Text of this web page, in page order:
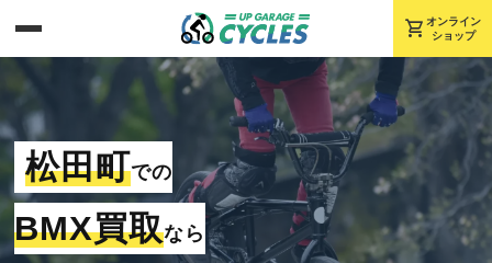
shopping_cart オンライン
ショップ
松田町での
BMX買取なら